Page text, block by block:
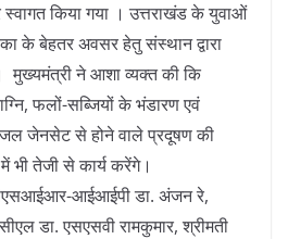
किया गया । उत्तराखंड के युवाओं
के बेहतर अवसर हेतु संस्थान द्वारा
मुख्यमंत्री ने आशा व्यक्त की कि
फलों-सब्जियों के भंडारण एवं
जेनसेट से होने वाले प्रदूषण की
भी तेजी से कार्य करेंगे।
आईआईपी डा. अंजन रे,
डा. एसएसवी रामकुमार, श्रीमती